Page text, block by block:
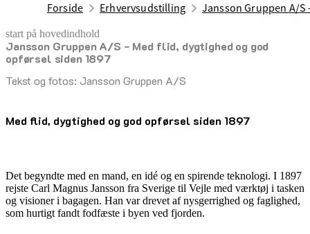
Forside Erhvervsudstilling Jansson Gruppen A/
start på hovedindhold
Jansson Gruppen A/S - Med flid, dygtighed og god
opførsel siden 1897
Tekst og fotos: Jansson Gruppen A/S
senest opdateret 17. februar 2026
Med flid, dygtighed og god opførsel siden 1897
Det begyndte med en mand, en idé og en spirende teknologi. I 1897
rejste Carl Magnus Jansson fra Sverige til Vejle med værktøj i tasken
og visioner i bagagen. Han var drevet af nysgerrighed og faglighed,
som hurtigt fandt fodfæste i byen ved fjorden.